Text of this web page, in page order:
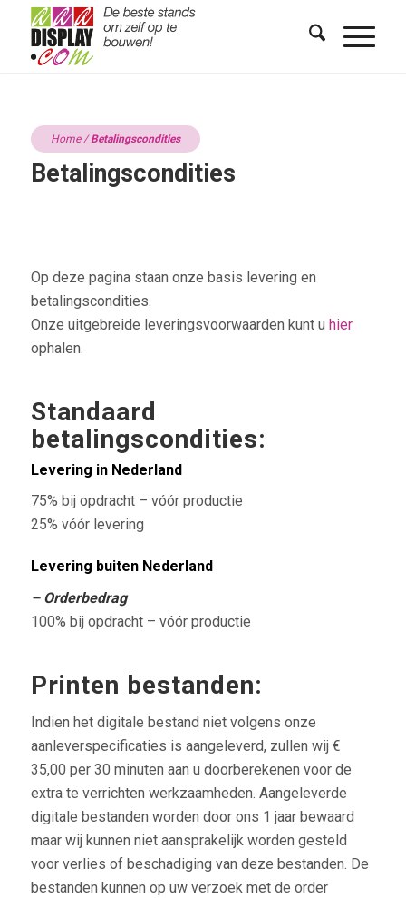
Home/Betalingscondities
Betalingscondities
Op deze pagina staan onze basis levering en
betalingscondities.
Onze uitgebreide leveringsvoorwaarden kunt u hier
ophalen.
Standaard
betalingscondities:
Levering in Nederland
75% bij opdracht – vóór productie
25% vóór levering
Levering buiten Nederland
– Orderbedrag
100% bij opdracht – vóór productie
Printen bestanden:
Indien het digitale bestand niet volgens onze
aanleverspecificaties is aangeleverd, zullen wij €
35,00 per 30 minuten aan u doorberekenen voor de
extra te verrichten werkzaamheden. Aangeleverde
digitale bestanden worden door ons 1 jaar bewaard
maar wij kunnen niet aansprakelijk worden gesteld
voor verlies of beschadiging van deze bestanden. De
bestanden kunnen op uw verzoek met de order